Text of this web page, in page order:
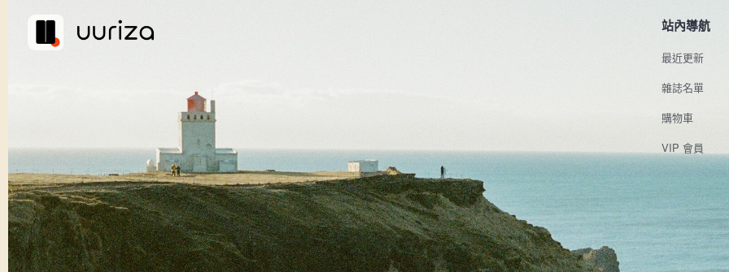
站內導航
最近更新
雜誌名單
購物車
VIP 會員